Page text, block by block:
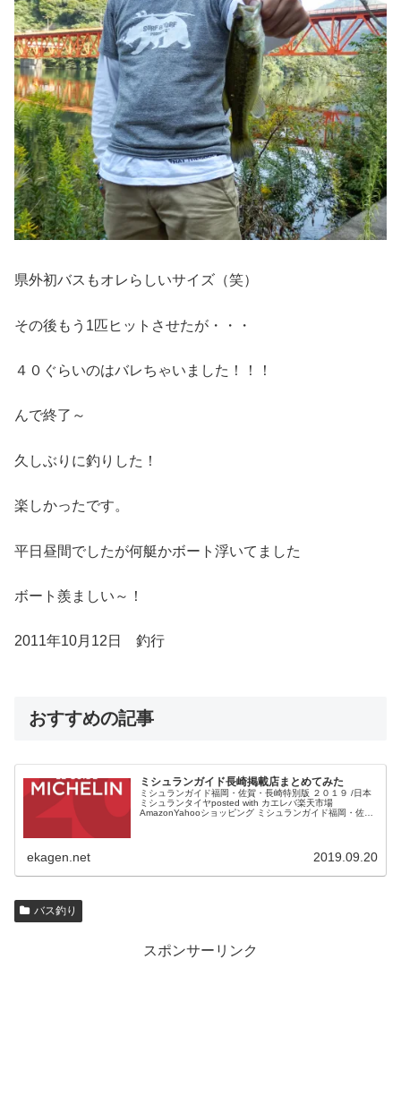
県外初バスもオレらしいサイズ（笑）
その後もう1匹ヒットさせたが・・・
４０ぐらいのはバレちゃいました！！！
んで終了～
久しぶりに釣りした！
楽しかったです。
平日昼間でしたが何艇かボート浮いてました
ボート羨ましい～！
2011年10月12日 釣行
おすすめの記事
ミシュランガイド長崎掲載店まとめてみた
ミシュランガイド福岡・佐賀・長崎特別版 ２０１９ /日本
ミシュランタイヤposted with カエレバ楽天市場
AmazonYahooショッピング ミシュランガイド福岡・佐
ekagen.net 2019.09.20
バス釣り
スポンサーリンク